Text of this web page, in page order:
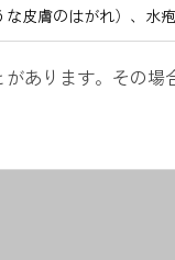
な皮膚のはがれ）、水
あります。その場